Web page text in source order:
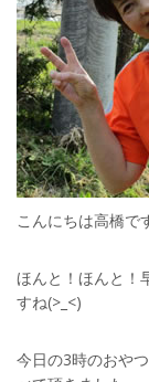
こんにちは高橋で
ほんと！ほんと！
すね(>_<)
今日の3時のおや